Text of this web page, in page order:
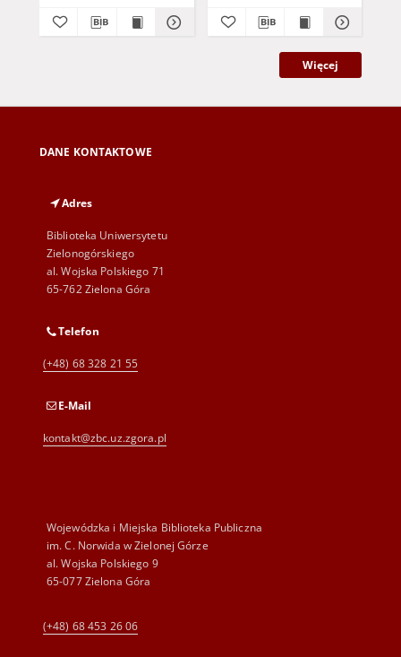
Więcej
DANE KONTAKTOWE
Adres
Biblioteka Uniwersytetu
Zielonogórskiego
al. Wojska Polskiego 71
65-762 Zielona Góra
Telefon
(+48) 68 328 21 55
E-Mail
kontakt@zbc.uz.zgora.pl
Wojewódzka i Miejska Biblioteka Publiczna
im. C. Norwida w Zielonej Górze
al. Wojska Polskiego 9
65-077 Zielona Góra
(+48) 68 453 26 06